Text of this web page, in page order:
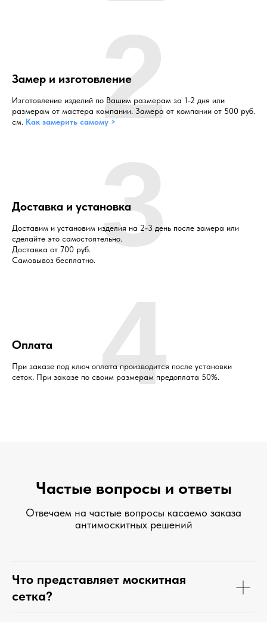
Замер и изготовление
Изготовление изделий по Вашим размерам за 1-2 дня или
размерам от мастера компании. Замера от компании от 500 руб.
см. Как замерить самому >2
Доставка и установка
Доставим и установим изделия на 2-3 день после замера или
сделайте это самостоятельно.
Доставка от 700 руб.
Самовывоз бесплатно. 3
Оплата
При заказе под ключ оплата производится после установки
сеток. При заказе по своим размерам предоплата 50%.
4
Частые вопросы и ответы
Отвечаем на частые вопросы касаемо заказа
антимоскитных решений
Что представляет москитная
сетка?